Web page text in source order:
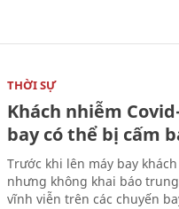
THỜI SỰ
Khách nhiễm
bay có thể bị cấm
Trước khi lên máy bay
nhưng không khai báo
vĩnh viễn trên các chuyến